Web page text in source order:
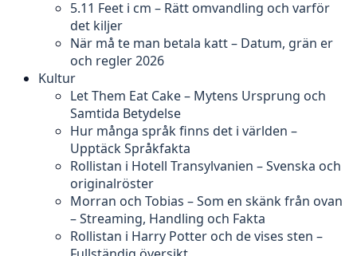
5.11 Feet i cm – Rätt omvandling och varför
det kiljer
När må te man betala katt – Datum, grän er
och regler 2026
Kultur
Let Them Eat Cake – Mytens Ursprung och
Samtida Betydelse
Hur många språk finns det i världen –
Upptäck Språkfakta
Rollistan i Hotell Transylvanien – Svenska och
originalröster
Morran och Tobias – Som en skänk från ovan
– Streaming, Handling och Fakta
Rollistan i Harry Potter och de vises sten –